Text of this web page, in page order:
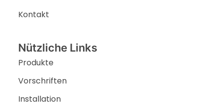
Kontakt
Nützliche Links
Produkte
Vorschriften
Installation